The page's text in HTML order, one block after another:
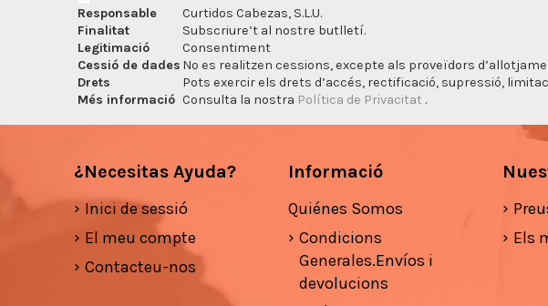
Responsable
Curtidos Cabezas, S.L.U.
Finalitat
Subscriure’t al nostre butlletí.
Legitimació
Consentiment
Cessió de dades No es realitzen cessions, excepte als proveïdors
Drets
Pots exercir els drets d’accés, rectificació, supressió,
Més informació Consulta la nostra Política de Privacitat .
¿Necesitas Ayuda?
Inici de sessió
El meu compte
Contacteu-nos
Informació
Quiénes Somos
Condicions
Generales.Envíos i
devolucions
Els